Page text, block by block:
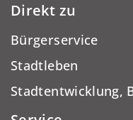
Direkt zu
Bürgerservice
Stadtleben
Stadtentwicklung,